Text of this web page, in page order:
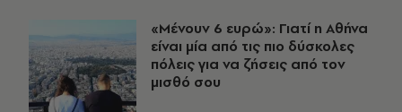
«Μένουν 6 ευρώ»: Γιατί η Αθήνα
είναι μία από τις πιο δύσκολες
πόλεις για να ζήσεις από τον
μισθό σου